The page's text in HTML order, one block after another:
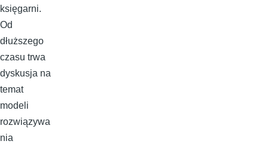
księgarni.
Od
dłuższego
czasu trwa
dyskusja na
temat
modeli
rozwiązywa
nia